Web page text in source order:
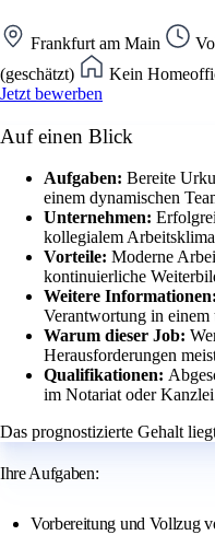
Frankfurt am Main
(geschätzt)
Kein
Jetzt bewerben
Auf einen Blick
Aufgaben: Bereite
einem dynamischen
Unternehmen:
kollegialem
Vorteile: Moderne
kontinuierliche
Weitere Informationen:
Verantwortung in einem
Warum dieser Job:
Herausforderungen
Qualifikationen:
im Notariat oder
Das prognostizierte Gehalt
Ihre Aufgaben:
Vorbereitung und Vollzug